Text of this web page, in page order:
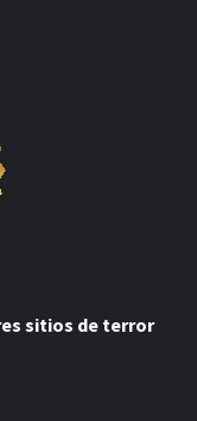
sitios de terror